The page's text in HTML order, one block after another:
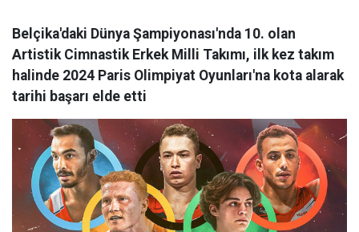
Belçika'daki Dünya Şampiyonası'nda 10. olan
Artistik Cimnastik Erkek Milli Takımı, ilk kez takım
halinde 2024 Paris Olimpiyat Oyunları'na kota alarak
tarihi başarı elde etti